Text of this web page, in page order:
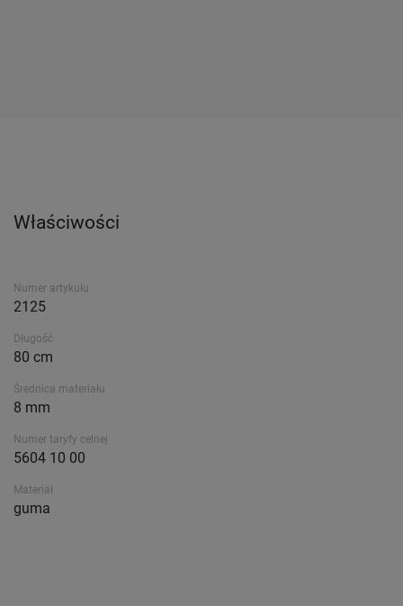
Właściwości
Numer artykułu
2125
Długość
80 cm
Średnica materiału
8 mm
Numer taryfy celnej
5604 10 00
Materiał
guma